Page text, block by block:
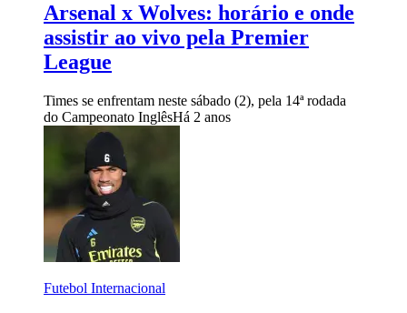
Arsenal x Wolves: horário e onde
assistir ao vivo pela Premier
League
Times se enfrentam neste sábado (2), pela 14ª rodada
do Campeonato InglêsHá 2 anos
Futebol Internacional